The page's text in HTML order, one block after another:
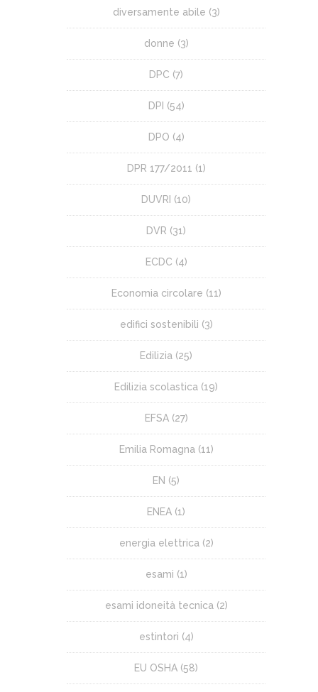
diversamente abile (3)
donne (3)
DPC (7)
DPI (54)
DPO (4)
DPR 177/2011 (1)
DUVRI (10)
DVR (31)
ECDC (4)
Economia circolare (11)
edifici sostenibili (3)
Edilizia (25)
Edilizia scolastica (19)
EFSA(27)
Emilia Romagna (11)
EN (5)
ENEA (1)
energia elettrica (2)
esami (1)
esami idoneità tecnica (2)
estintori (4)
EU OSHA (58)